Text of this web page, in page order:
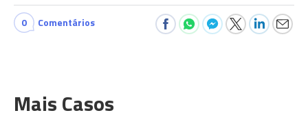
0 Comentários
Mais Casos